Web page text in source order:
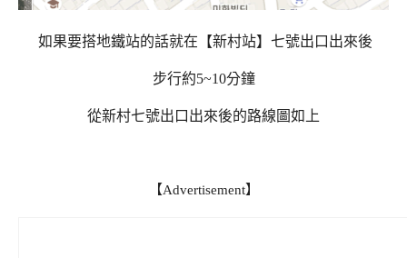
如果要搭地鐵站的話就在【新村站】七號出口出來後
步行約5~10分鐘
從新村七號出口出來後的路線圖如上
【Advertisement】